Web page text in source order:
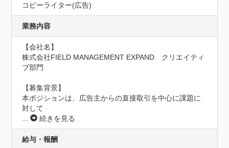
コピーライター(広告)
業務内容
【会社名】
株式会社FIELD MANAGEMENT EXPAND　クリエイティ
ブ部門
【募集背景】
本ポジションは、広告主からの直接取引を中心に課題に
対して
...
続きを見る
給与・報酬